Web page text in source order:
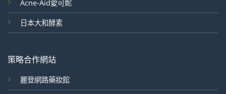
Acne-Aid愛可妮
日本大和酵素
策略合作網站
麗登網路藥妝館